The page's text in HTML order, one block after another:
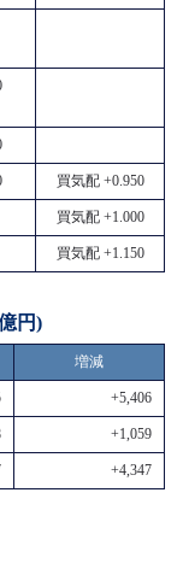
買気配 +0.950
買気配 +1.000
買気配 +1.150
円)
増減
+5,406
+1,059
+4,347